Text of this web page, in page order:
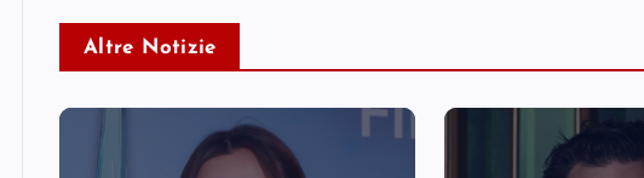
Altre Notizie